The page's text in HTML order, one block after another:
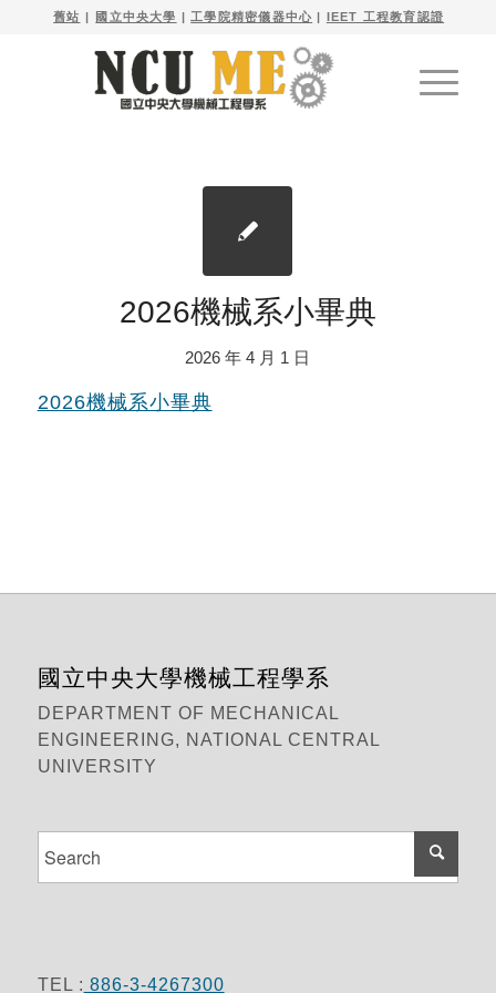
舊站 | 國立中央大學 | 工學院精密儀器中心 | IEET 工程教育認證
2026機械系小畢典
2026 年 4 月 1 日
2026機械系小畢典
國立中央大學機械工程學系
DEPARTMENT OF MECHANICAL
ENGINEERING, NATIONAL CENTRAL
UNIVERSITY
TEL : 886-3-4267300